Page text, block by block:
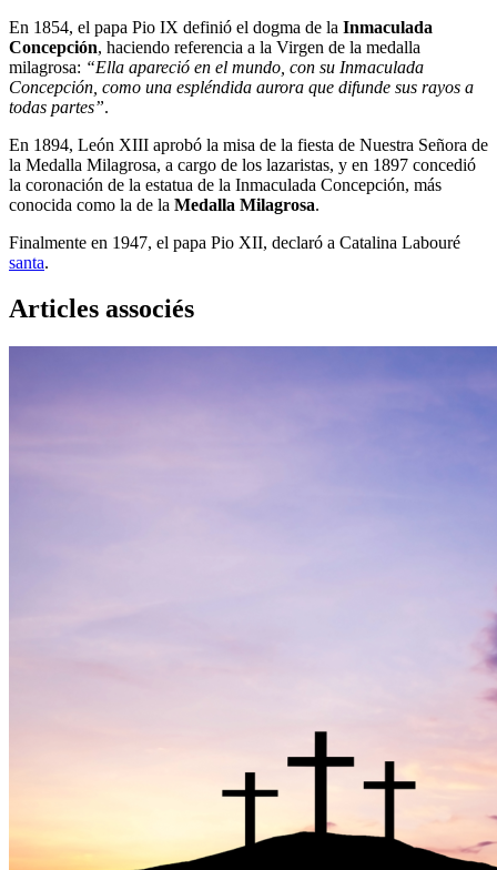
En 1854, el papa Pio IX definió el dogma de la Inmaculada
Concepción, haciendo referencia a la Virgen de la medalla
milagrosa: “Ella apareció en el mundo, con su Inmaculada
Concepción, como una espléndida aurora que difunde sus rayos a
todas partes”.
En 1894, León XIII aprobó la misa de la fiesta de Nuestra Señora de
la Medalla Milagrosa, a cargo de los lazaristas, y en 1897 concedió
la coronación de la estatua de la Inmaculada Concepción, más
conocida como la de la Medalla Milagrosa.
Finalmente en 1947, el papa Pio XII, declaró a Catalina Labouré
santa.
Articles associés